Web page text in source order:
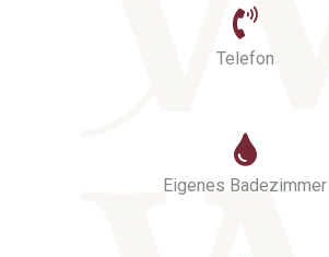
Telefon
Eigenes Badezimmer